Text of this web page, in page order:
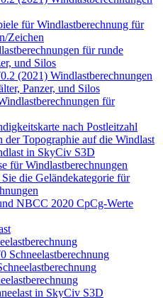
für Windlastberechnung für
Zeichen
für runde
und Silos
(2021) Windlastberechnungen
Panzer, und Silos
für
nach Postleitzahl
der Topographie auf die Windlast
in SkyCiv S3D
für Windlastberechnungen
Sie die Geländekategorie für
NBCC 2020 CpCg-Werte
Schneelastberechnung
in SkyCiv S3D